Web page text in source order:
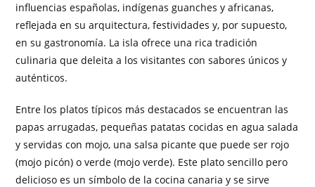
influencias españolas, indígenas guanches y africanas,
reflejada en su arquitectura, festividades y, por supuesto,
en su gastronomía. La isla ofrece una rica tradición
culinaria que deleita a los visitantes con sabores únicos y
auténticos.
Entre los platos típicos más destacados se encuentran las
papas arrugadas, pequeñas patatas cocidas en agua salada
y servidas con mojo, una salsa picante que puede ser rojo
(mojo picón) o verde (mojo verde). Este plato sencillo pero
delicioso es un símbolo de la cocina canaria y se sirve